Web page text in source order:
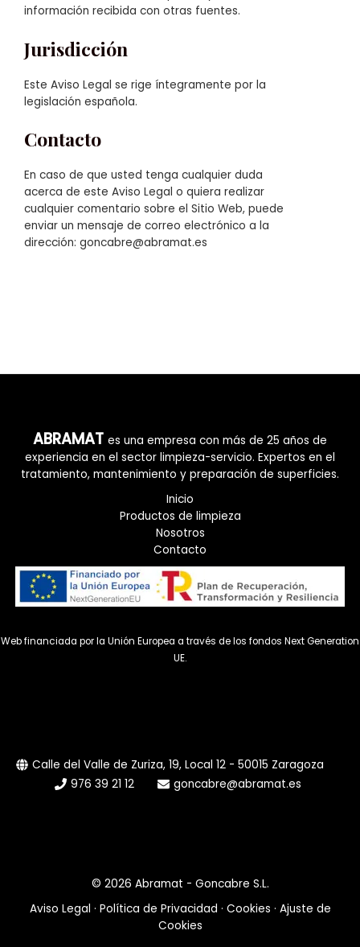
información recibida con otras fuentes.
Jurisdicción
Este Aviso Legal se rige íntegramente por la
legislación española.
Contacto
En caso de que usted tenga cualquier duda
acerca de este Aviso Legal o quiera realizar
cualquier comentario sobre el Sitio Web, puede
enviar un mensaje de correo electrónico a la
dirección: goncabre@abramat.es
ABRAMAT es una empresa con más de 25 años de
experiencia en el sector limpieza-servicio. Expertos en el
tratamiento, mantenimiento y preparación de superficies.
Inicio
Productos de limpieza
Nosotros
Contacto
Web financiada por la Unión Europea a través de los fondos Next Generation
UE.
Calle del Valle de Zuriza, 19, Local 12 - 50015 Zaragoza
976 39 21 12
goncabre@abramat.es
© 2026 Abramat - Goncabre S.L.
Aviso Legal · Política de Privacidad · Cookies · Ajuste de
Cookies